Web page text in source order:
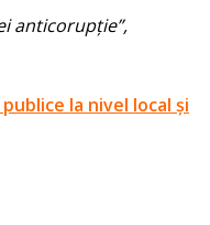
anticorupție”,
la nivel local și